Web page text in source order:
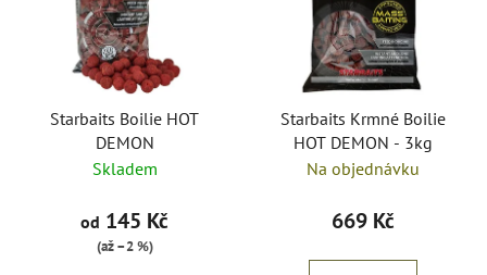
Starbaits Boilie HOT
DEMON
Skladem
od 145 Kč
(až –2 %)
Starbaits Krmné Boilie
HOT DEMON - 3kg
Na objednávku
669 Kč